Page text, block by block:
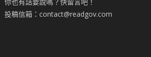
投稿信箱：contact@readgov.com